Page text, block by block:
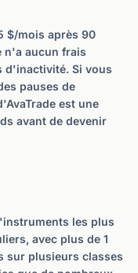
$/mois après 90
n'a aucun frais
d'inactivité. Si vous
pauses de
est une
avant de devenir
les plus
avec plus de 1
sur plusieurs classes